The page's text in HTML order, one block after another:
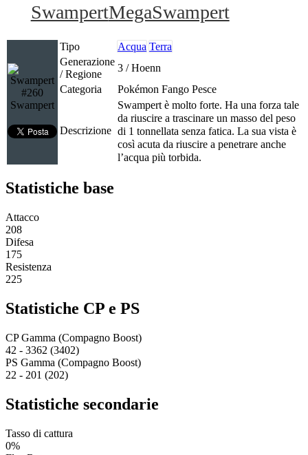
SwampertMegaSwampert
#260
Swampert
Tipo Acqua Terra
Generazione
/ Regione
3 / Hoenn
Categoria
Pokémon Fango Pesce
Descrizione
Swampert è molto forte. Ha una forza tale
da riuscire a trascinare un masso del peso
di 1 tonnellata senza fatica. La sua vista è
così acuta da riuscire a penetrare anche
l’acqua più torbida.
Statistiche base
Attacco
208
Difesa
175
Resistenza
225
Statistiche CP e PS
CP Gamma (Compagno Boost)
42 - 3362 (3402)
PS Gamma (Compagno Boost)
22 - 201 (202)
Statistiche secondarie
Tasso di cattura
0%